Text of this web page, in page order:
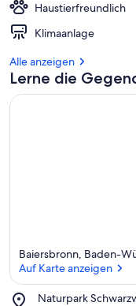
Haustierfreundlich
Klimaanlage
Alle anzeigen
Lerne die
Baiersbronn, Baden-
Auf Karte anzeigen
Naturpark
Place,